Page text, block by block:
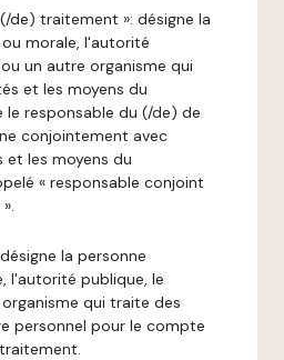
de) traitement »: désigne la
morale, l'autorité
un autre organisme qui
et les moyens du
responsable du (/de) de
conjointement avec
et les moyens du
« responsable conjoint
la personne
l'autorité publique, le
qui traite des
personnel pour le compte